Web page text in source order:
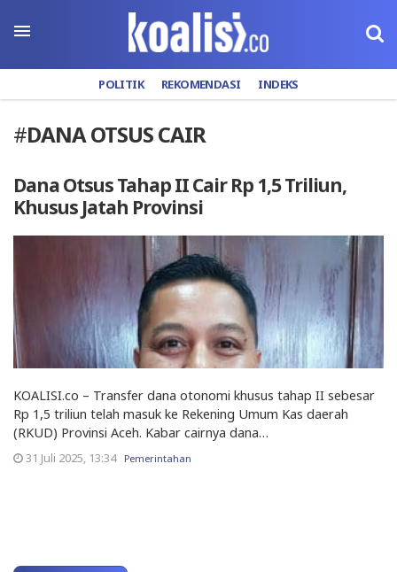
POLITIK REKOMENDASI INDEKS
#DANA OTSUS CAIR
Dana Otsus Tahap II Cair Rp 1,5 Triliun,
Khusus Jatah Provinsi
KOALISI.co – Transfer dana otonomi khusus tahap II sebesar
Rp 1,5 triliun telah masuk ke Rekening Umum Kas daerah
(RKUD) Provinsi Aceh. Kabar cairnya dana…
31 Juli 2025, 13:34 Pemerintahan